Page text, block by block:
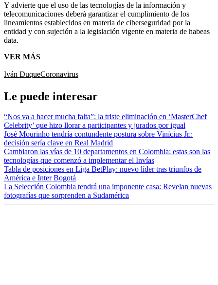
Y advierte que el uso de las tecnologías de la información y
telecomunicaciones deberá garantizar el cumplimiento de los
lineamientos establecidos en materia de ciberseguridad por la
entidad y con sujeción a la legislación vigente en materia de habeas
data.
VER MÁS
Iván DuqueCoronavirus
Le puede interesar
“Nos va a hacer mucha falta”: la triste eliminación en ‘MasterChef
Celebrity’ que hizo llorar a participantes y jurados por igual
José Mourinho tendría contundente postura sobre Vinícius Jr.:
decisión sería clave en Real Madrid
Cambiaron las vías de 10 departamentos en Colombia: estas son las
tecnologías que comenzó a implementar el Invías
Tabla de posiciones en Liga BetPlay: nuevo líder tras triunfos de
América e Inter Bogotá
La Selección Colombia tendrá una imponente casa: Revelan nuevas
fotografías que sorprenden a Sudamérica